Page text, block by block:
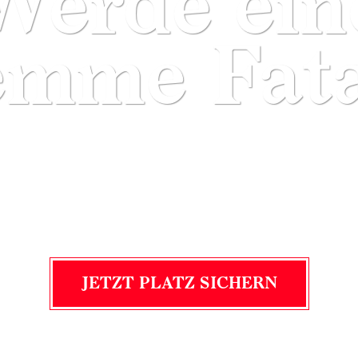
JETZT PLATZ SICHERN